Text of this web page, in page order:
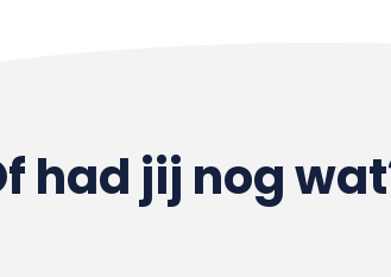
had jij nog